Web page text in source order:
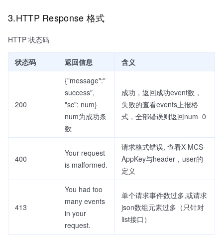
3.HTTP Response 格式
HTTP 状态码
状态码 返回信息 含义
200
{"message":"
success",
"sc": num}
num为成功条
数
成功，返回成功event数，
失败的查看events上报格
式，全部错误则返回num=0
400
Your request
is malformed.
请求格式错误, 查看X-MCS-
AppKey与header，user的
定义
413
You had too
many events
in your
request.
单个请求事件数过多,或请求
json数组元素过多（只针对
list接口）